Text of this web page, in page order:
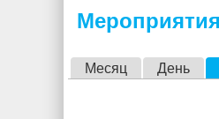
Месяц День